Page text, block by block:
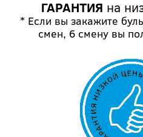
ГАРАНТИЯ на
* Если вы закажите
смен, 6 смену вы